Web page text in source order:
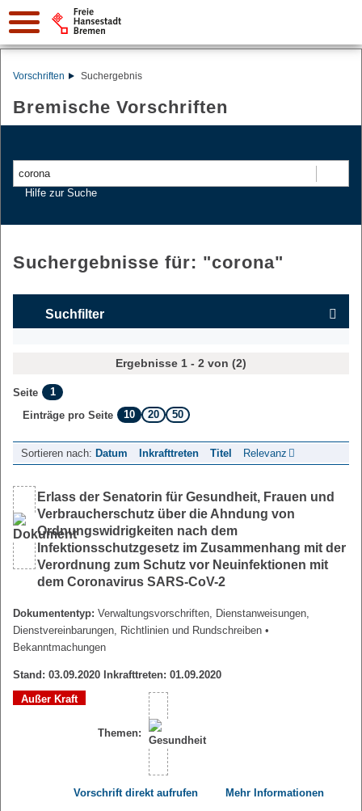
Vorschriften Suchergebnis
Bremische Vorschriften
Hilfe zur Suche
Suchergebnisse für: "corona"
Suchfilter
Ergebnisse 1 - 2 von (2)
Seite
1
Einträge pro Seite
10 20 50
Sortieren nach: Datum Inkrafttreten Titel Relevanz
Erlass der Senatorin für Gesundheit, Frauen und
Verbraucherschutz über die Ahndung von
Ordnungswidrigkeiten nach dem
Infektionsschutzgesetz im Zusammenhang mit der
Verordnung zum Schutz vor Neuinfektionen mit
dem Coronavirus SARS-CoV-2
Dokumententyp: Verwaltungsvorschriften, Dienstanweisungen,
Dienstvereinbarungen, Richtlinien und Rundschreiben •
Bekanntmachungen
Stand: 03.09.2020 Inkrafttreten: 01.09.2020
Außer Kraft
Themen:
Vorschrift direkt aufrufen Mehr Informationen